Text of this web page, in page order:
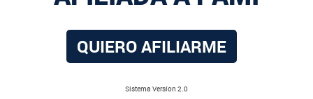
QUIERO AFILIARME
Sistema Versíon 2.0